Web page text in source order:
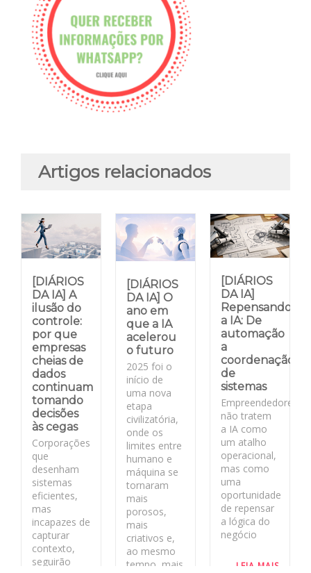
Artigos relacionados
[DIÁRIOS
DA IA] A
ilusão do
controle:
por que
empresas
cheias de
dados
continuam
tomando
decisões
às cegas
Corporações
que
desenham
sistemas
eficientes,
mas
incapazes de
capturar
contexto,
seguirão
[DIÁRIOS
DA IA] O
ano em
que a IA
acelerou
o futuro
2025 foi o
início de
uma nova
etapa
civilizatória,
onde os
limites entre
humano e
máquina se
tornaram
mais
porosos,
mais
criativos e,
ao mesmo
tempo, mais
[DIÁRIOS
DA IA]
Repensando
a IA: De
automação
a
coordenação
de
sistemas
Empreendedores:
não tratem
a IA como
um atalho
operacional,
mas como
uma
oportunidade
de repensar
a lógica do
negócio
LEIA MAIS